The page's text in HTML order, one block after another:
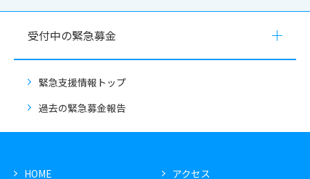
受付中の緊急募金
緊急支援情報トップ
過去の緊急募金報告
HOME アクセス